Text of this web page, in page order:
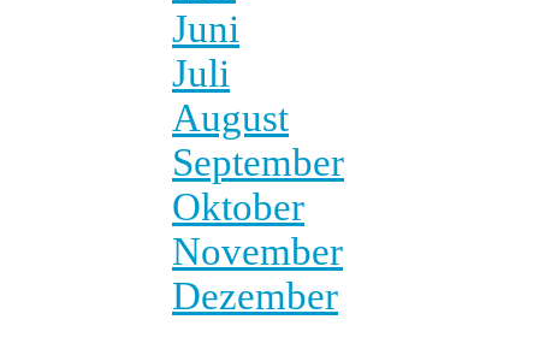
Juni
Juli
August
September
Oktober
November
Dezember